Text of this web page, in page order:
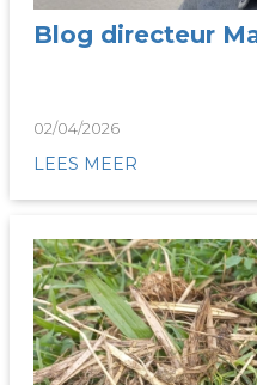
Blog directeur
02/04/2026
LEES MEER